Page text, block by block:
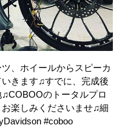
、ホイールからスピーカ
きます♫すでに、完成後
のトータルプロ
楽しみくださいませ♫細
#coboo